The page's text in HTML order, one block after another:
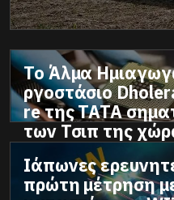
Το Άλμα
ργοστάσιο
re της TATA
των Τσιπ της
κοστίζει ένα
τσιπ -CHIP και
Τουρκία έχει
Περισσότερα »
Ιάπωνες
πρώτη μέτρηση